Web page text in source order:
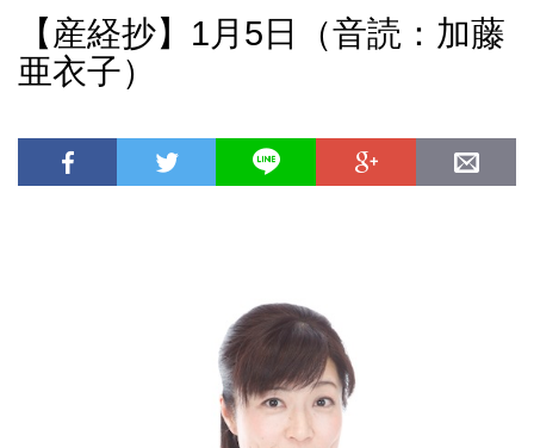
【産経抄】1月5日（音読：加藤
亜衣子）